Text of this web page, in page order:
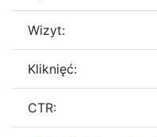
Wizyt:
Kliknięć:
CTR: